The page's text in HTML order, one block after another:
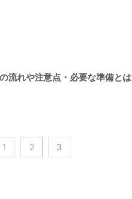
流れや注意点・必要な準備とは
1 2 3